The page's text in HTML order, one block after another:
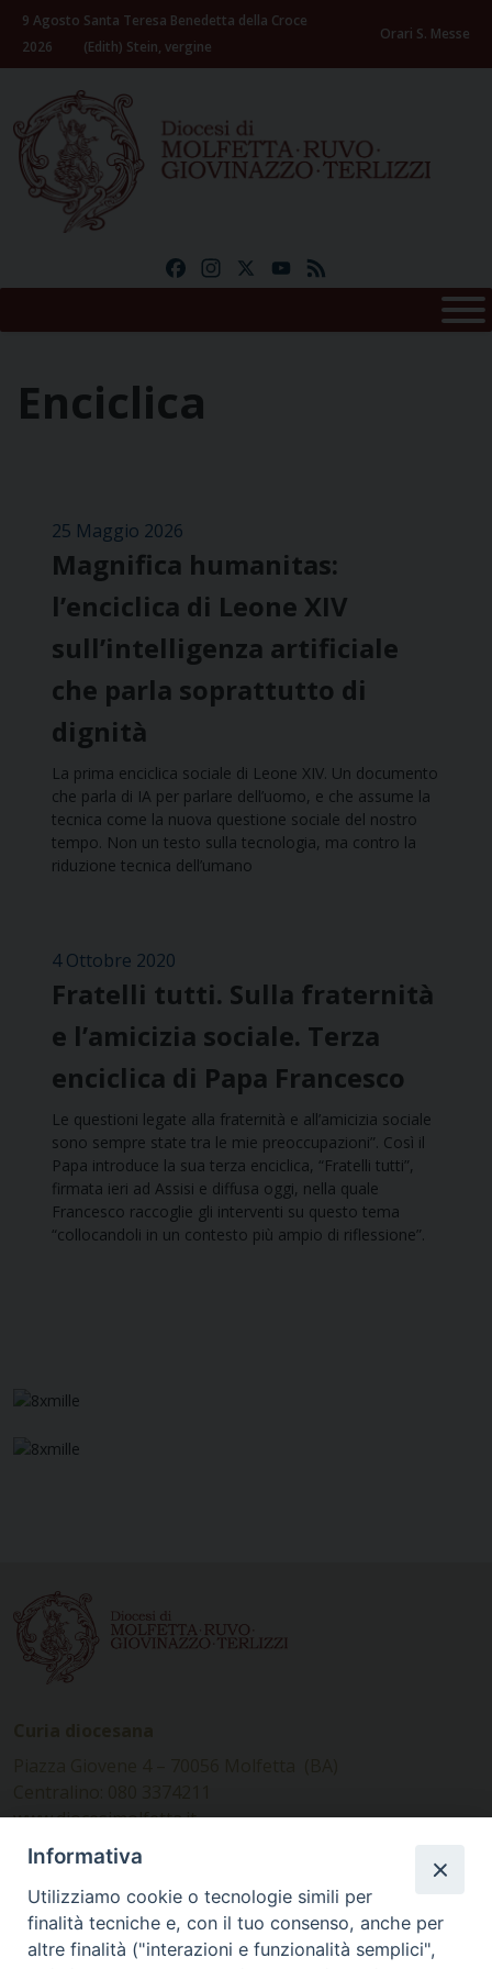
Skip
content
9 Agosto
2026
Santa Teresa Benedetta della Croce
(Edith) Stein, vergine
Orari S. Messe
FacebookInstagramYouTube
Enciclica
25 Maggio 2026
Magnifica humanitas:
l’enciclica di Leone XIV
sull’intelligenza artificiale
che parla soprattutto di
dignità
La prima enciclica sociale di Leone XIV. Un documento
che parla di IA per parlare dell’uomo, e che assume la
tecnica come la nuova questione sociale del nostro
tempo. Non un testo sulla tecnologia, ma contro la
riduzione tecnica dell’umano
4 Ottobre 2020
Fratelli tutti. Sulla fraternità
e l’amicizia sociale. Terza
enciclica di Papa Francesco
Le questioni legate alla fraternità e all’amicizia sociale
sono sempre state tra le mie preoccupazioni”. Così il
Papa introduce la sua terza enciclica, “Fratelli tutti”,
firmata ieri ad Assisi e diffusa oggi, nella quale
Francesco raccoglie gli interventi su questo tema
“collocandoli in un contesto più ampio di riflessione”.
www.diocesimolfetta.it –
diocesimolfetta@pec.chiesacattolica.it
Ufficio Comunicazioni sociali
Piazza Giovene 4 – 70056 Molfetta (BA)
Informativa
Utilizziamo cookie o tecnologie simili per
finalità tecniche e, con il tuo consenso, anche per
altre finalità ("interazioni e funzionalità semplici",